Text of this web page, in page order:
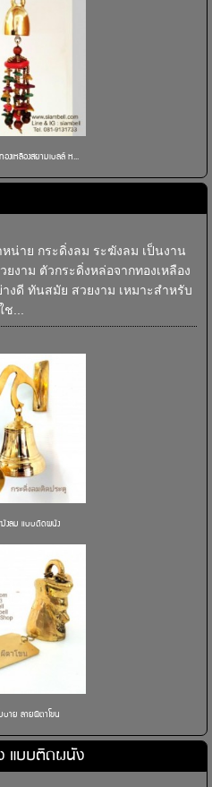
งเหลืองสยามเบลล์ ห...
น่าย กระดิ่งลม ระฆังลม เป็นงาน
งาม ตัวกระดิ่งหล่อจากทองเหลือง
งดี ทันสมัย สวยงาม เหมาะสำหรับ
ช...
ฆังลม แบบติดผนัง
บาย ลายผีตาโขน
แบบติดผนัง